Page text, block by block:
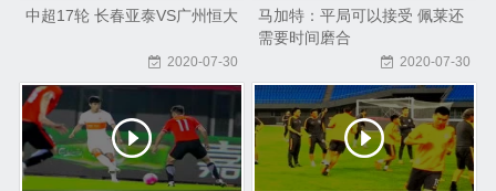
中超17轮 长春亚泰VS广州恒大
2020-07-30
马加特：平局可以接受 佩莱还
需要时间磨合
2020-07-30